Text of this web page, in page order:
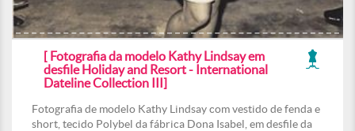
[ Fotografia da modelo Kathy Lindsay em
desfile Holiday and Resort - International
Dateline Collection III]
Fotografia de modelo Kathy Lindsay com vestido de fenda e
short, tecido Polybel da fábrica Dona Isabel, em desfile da